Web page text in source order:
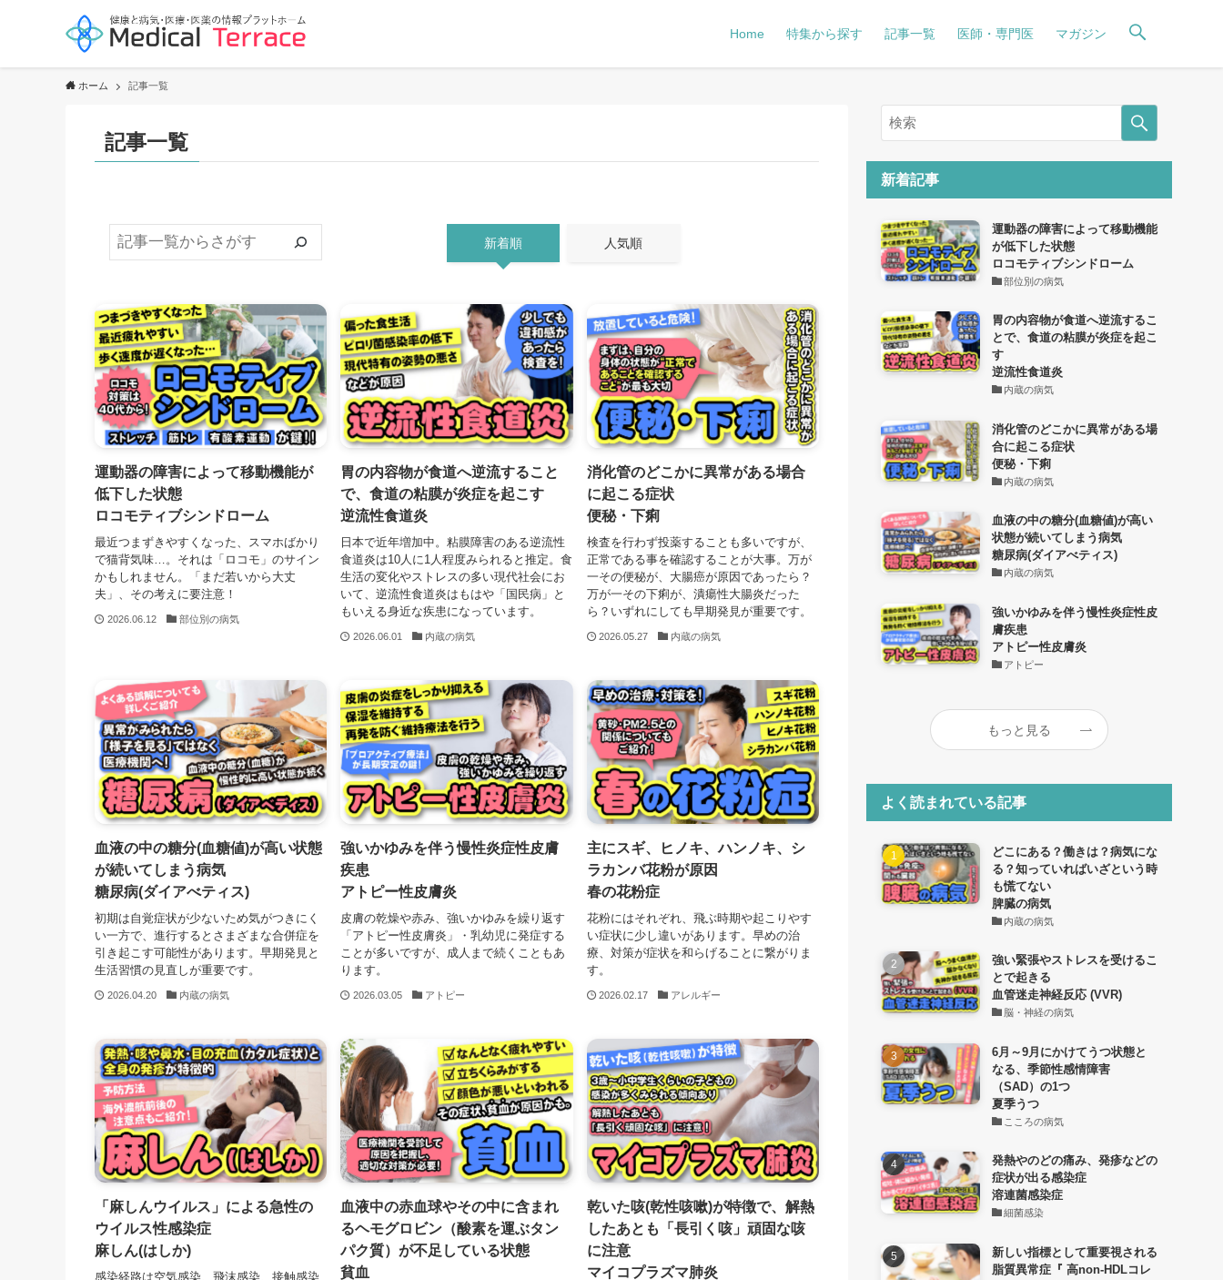
Home 特集から探す 記事一覧 医師・専門医 マガジン
ホーム 記事一覧
記事一覧
新着順 人気順
運動器の障害によって移動機能が
低下した状態
ロコモティブシンドローム
最近つまずきやすくなった、スマホばかり
で猫背気味…。それは「ロコモ」のサイン
かもしれません。「まだ若いから大丈
夫」、その考えに要注意！
2026.06.12 部位別の病気
胃の内容物が食道へ逆流すること
で、食道の粘膜が炎症を起こす
逆流性食道炎
日本で近年増加中。粘膜障害のある逆流性
食道炎は10人に1人程度みられると推定。食
生活の変化やストレスの多い現代社会にお
いて、逆流性食道炎はもはや「国民病」と
もいえる身近な疾患になっています。
2026.06.01 内蔵の病気
消化管のどこかに異常がある場合
に起こる症状
便秘・下痢
検査を行わず投薬することも多いですが、
正常である事を確認することが大事。万が
一その便秘が、大腸癌が原因であったら？
万が一その下痢が、潰瘍性大腸炎だった
ら？いずれにしても早期発見が重要です。
2026.05.27 内蔵の病気
血液の中の糖分(血糖値)が高い状態
が続いてしまう病気
糖尿病(ダイアべティス)
初期は自覚症状が少ないため気がつきにく
い一方で、進行するとさまざまな合併症を
引き起こす可能性があります。早期発見と
生活習慣の見直しが重要です。
2026.04.20 内蔵の病気
強いかゆみを伴う慢性炎症性皮膚
疾患
アトピー性皮膚炎
皮膚の乾燥や赤み、強いかゆみを繰り返す
「アトピー性皮膚炎」・乳幼児に発症する
ことが多いですが、成人まで続くこともあ
ります。
2026.03.05 アトピー
主にスギ、ヒノキ、ハンノキ、シ
ラカンバ花粉が原因
春の花粉症
花粉にはそれぞれ、飛ぶ時期や起こりやす
い症状に少し違いがあります。早めの治
療、対策が症状を和らげることに繋がりま
す。
2026.02.17 アレルギー
「麻しんウイルス」による急性の
ウイルス性感染症
麻しん(はしか)
感染経路は空気感染、飛沫感染、接触感染
血液中の赤血球やその中に含まれ
るヘモグロビン（酸素を運ぶタン
パク質）が不足している状態
貧血
乾いた咳(乾性咳嗽)が特徴で、解熱
したあとも「長引く咳」頑固な咳
に注意
マイコプラズマ肺炎
新着記事
運動器の障害によって移動機能
が低下した状態
ロコモティブシンドローム
部位別の病気
胃の内容物が食道へ逆流するこ
とで、食道の粘膜が炎症を起こ
す
逆流性食道炎
内蔵の病気
消化管のどこかに異常がある場
合に起こる症状
便秘・下痢
内蔵の病気
血液の中の糖分(血糖値)が高い
状態が続いてしまう病気
糖尿病(ダイアべティス)
内蔵の病気
強いかゆみを伴う慢性炎症性皮
膚疾患
アトピー性皮膚炎
アトピー
もっと見る
よく読まれている記事
どこにある？働きは？病気にな
る？知っていればいざという時
も慌てない
脾臓の病気
内蔵の病気
強い緊張やストレスを受けるこ
とで起きる
血管迷走神経反応 (VVR)
脳・神経の病気
6月～9月にかけてうつ状態と
なる、季節性感情障害
（SAD）の1つ
夏季うつ
こころの病気
発熱やのどの痛み、発疹などの
症状が出る感染症
溶連菌感染症
細菌感染
新しい指標として重要視される
脂質異常症『 高non-HDLコレ